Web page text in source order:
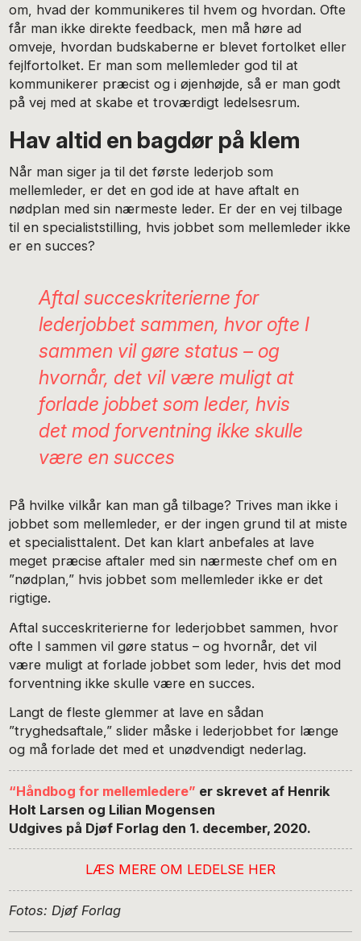
om, hvad der kommunikeres til hvem og hvordan. Ofte
får man ikke direkte feedback, men må høre ad
omveje, hvordan budskaberne er blevet fortolket eller
fejlfortolket. Er man som mellemleder god til at
kommunikerer præcist og i øjenhøjde, så er man godt
på vej med at skabe et troværdigt ledelsesrum.
Hav altid en bagdør på klem
Når man siger ja til det første lederjob som
mellemleder, er det en god ide at have aftalt en
nødplan med sin nærmeste leder. Er der en vej tilbage
til en specialiststilling, hvis jobbet som mellemleder ikke
er en succes?
Aftal succeskriterierne for
lederjobbet sammen, hvor ofte I
sammen vil gøre status – og
hvornår, det vil være muligt at
forlade jobbet som leder, hvis
det mod forventning ikke skulle
være en succes
På hvilke vilkår kan man gå tilbage? Trives man ikke i
jobbet som mellemleder, er der ingen grund til at miste
et specialisttalent. Det kan klart anbefales at lave
meget præcise aftaler med sin nærmeste chef om en
”nødplan,” hvis jobbet som mellemleder ikke er det
rigtige.
Aftal succeskriterierne for lederjobbet sammen, hvor
ofte I sammen vil gøre status – og hvornår, det vil
være muligt at forlade jobbet som leder, hvis det mod
forventning ikke skulle være en succes.
Langt de fleste glemmer at lave en sådan
”tryghedsaftale,” slider måske i lederjobbet for længe
og må forlade det med et unødvendigt nederlag.
“Håndbog for mellemledere” er skrevet af Henrik
Holt Larsen og Lilian Mogensen
Udgives på Djøf Forlag den 1. december, 2020.
LÆS MERE OM LEDELSE HER
Fotos: Djøf Forlag